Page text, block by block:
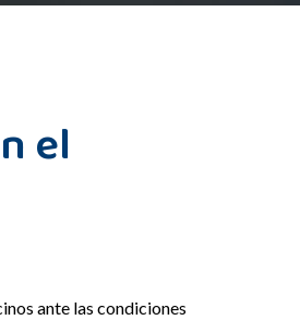
el
ante las condiciones